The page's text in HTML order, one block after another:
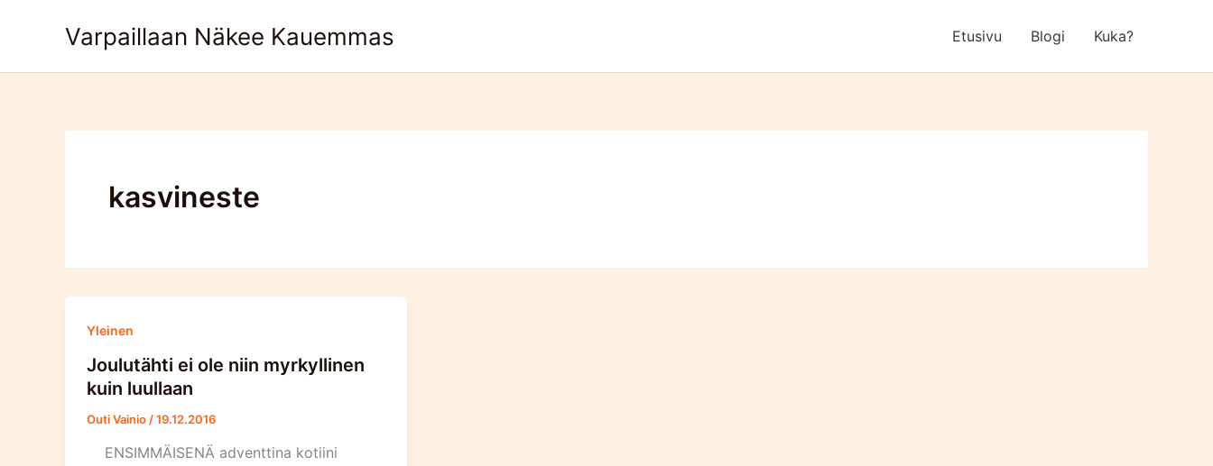
Varpaillaan Näkee Kauemmas Etusivu Blogi Kuka?
kasvineste
Yleinen
Joulutähti ei ole niin myrkyllinen
kuin luullaan
Outi Vainio /19.12.2016
ENSIMMÄISENÄ adventtina kotiini